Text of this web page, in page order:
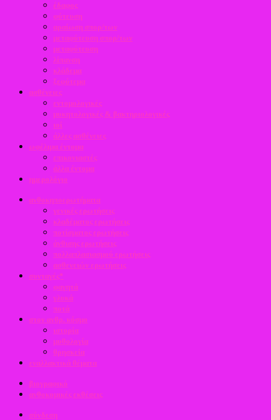
έδαφος
φύτευση
αραίωση σπορ/των
μεταφύτευση σπορ/των
μεταφύτευση
λίπανση
κλάδεμα
ξεφύτεμα
ασθένειες
εντομολογικές
μυκητολογικές & βακτηριολογικές
ιοί
άλλες ασθένειες
ωφέλιμα έντομα
επικονιαστές
άλλα έντομα
ημερολόγιο
ανθοκηποερωτήματα
γενικές ερωτήσεις
κλαδέματος ερωτήσεις
ποτίσματος ερωτήσεις
άνθισης ερωτήσεις
πολλαπλασιασμού ερωτήσεις
ασθενειών ερωτήσεις
συνταγές*
φαγητά
γλυκά
ποτά
στον ανθρ. κόσμο
ιστορία
μυθολογία
θρησκεία
εναλλακτικά θέματα
βιογραφικό
ανθοκομικές εκθέσεις
σύνδεση